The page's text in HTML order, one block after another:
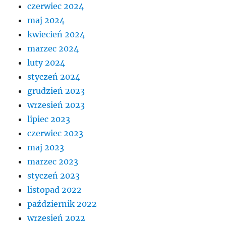
czerwiec 2024
maj 2024
kwiecień 2024
marzec 2024
luty 2024
styczeń 2024
grudzień 2023
wrzesień 2023
lipiec 2023
czerwiec 2023
maj 2023
marzec 2023
styczeń 2023
listopad 2022
październik 2022
wrzesień 2022